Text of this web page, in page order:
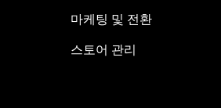
마케팅 및 전환
스토어 관리